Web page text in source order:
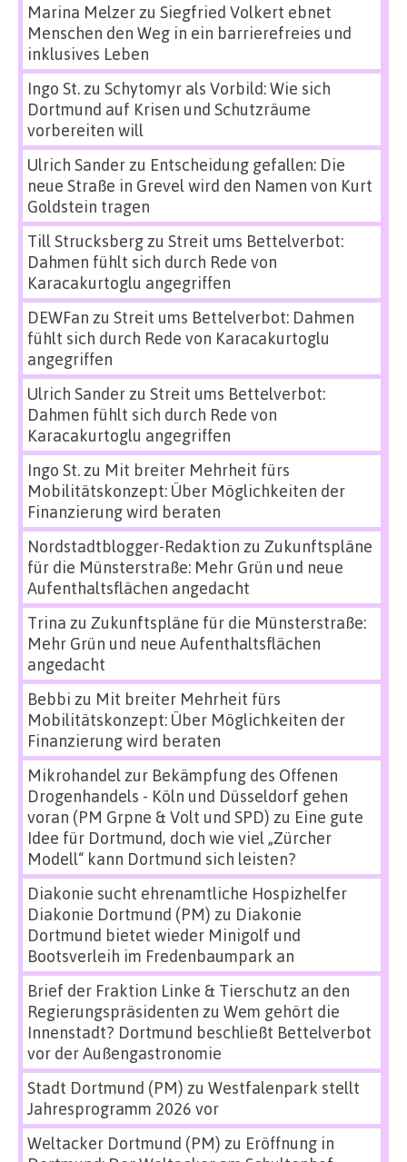
Marina Melzerzu Siegfried Volkert ebnet
Menschen den Weg in ein barrierefreies und
inklusives Leben
Ingo St.zu Schytomyr als Vorbild: Wie sich
Dortmund auf Krisen und Schutzräume
vorbereiten will
Ulrich Sanderzu Entscheidung gefallen: Die
neue Straße in Grevel wird den Namen von Kurt
Goldstein tragen
Till Strucksbergzu Streit ums Bettelverbot:
Dahmen fühlt sich durch Rede von
Karacakurtoglu angegriffen
DEWFan zu Streit ums Bettelverbot: Dahmen
fühlt sich durch Rede von Karacakurtoglu
angegriffen
Ulrich Sanderzu Streit ums Bettelverbot:
Dahmen fühlt sich durch Rede von
Karacakurtoglu angegriffen
Ingo St.zu Mit breiter Mehrheit fürs
Mobilitätskonzept: Über Möglichkeiten der
Finanzierung wird beraten
Nordstadtblogger-Redaktion zu Zukunftspläne
für die Münsterstraße: Mehr Grün und neue
Aufenthaltsflächen angedacht
Trina zu Zukunftspläne für die Münsterstraße:
Mehr Grün und neue Aufenthaltsflächen
angedacht
Bebbi zu Mit breiter Mehrheit fürs
Mobilitätskonzept: Über Möglichkeiten der
Finanzierung wird beraten
Mikrohandel zur Bekämpfung des Offenen
Drogenhandels - Köln und Düsseldorf gehen
voran (PM Grpne & Volt und SPD) zu Eine gute
Idee für Dortmund, doch wie viel „Zürcher
Modell“ kann Dortmund sich leisten?
Diakonie sucht ehrenamtliche Hospizhelfer
Diakonie Dortmund (PM) zu Diakonie
Dortmund bietet wieder Minigolf und
Bootsverleih im Fredenbaumpark an
Brief der Fraktion Linke & Tierschutz an den
Regierungspräsidenten zu Wem gehört die
Innenstadt? Dortmund beschließt Bettelverbot
vor der Außengastronomie
Stadt Dortmund (PM) zu Westfalenpark stellt
Jahresprogramm 2026 vor
Weltacker Dortmund (PM) zu Eröffnung in